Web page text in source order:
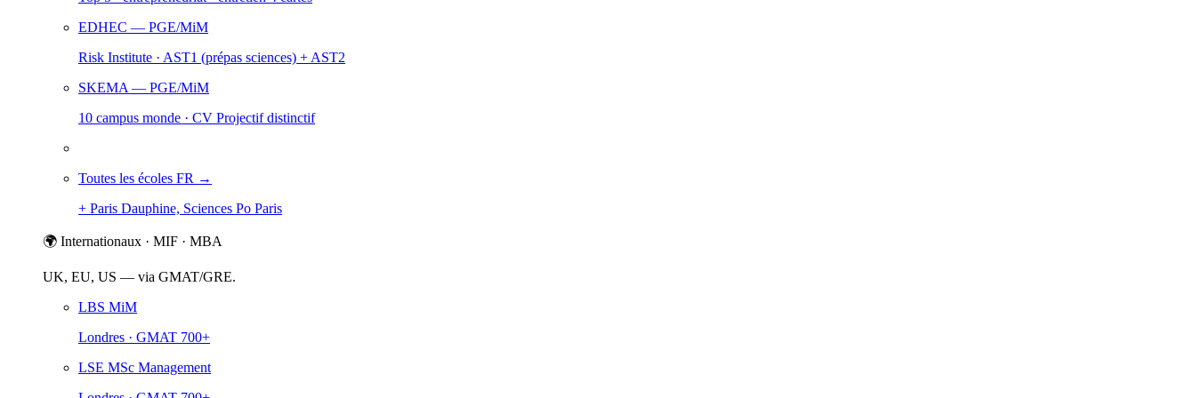
EDHEC — PGE/MiM
Risk Institute · AST1 (prépas sciences) + AST2
SKEMA — PGE/MiM
10 campus monde · CV Projectif distinctif
Toutes les écoles FR →
+ Paris Dauphine, Sciences Po Paris
🌍 Internationaux · MIF · MBA
UK, EU, US — via GMAT/GRE.
LBS MiM
Londres · GMAT 700+
LSE MSc Management